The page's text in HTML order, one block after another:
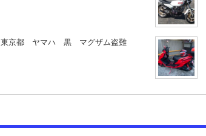
東京都 ヤマハ 黒 マグザム盗難